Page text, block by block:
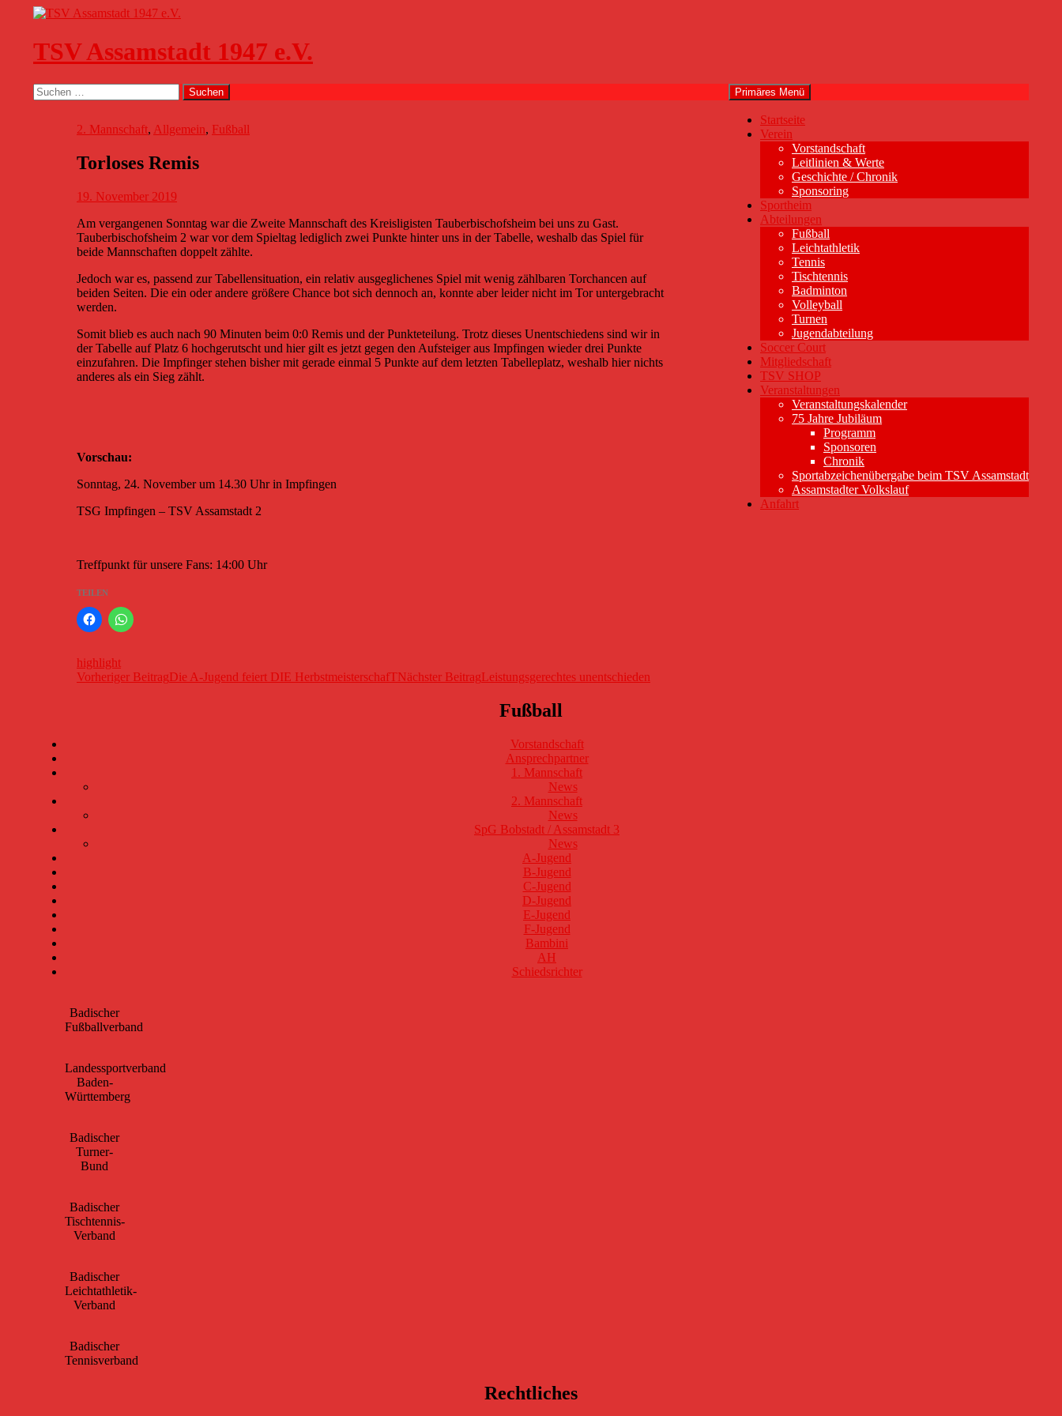
springenTSV Assamstadt 1947 e.V.
Suchen Primäres Menü
Startseite
Verein
Vorstandschaft
Leitlinien & Werte
Geschichte / Chronik
Sponsoring
Sportheim
Abteilungen
Fußball
Leichtathletik
Tennis
Tischtennis
Badminton
Volleyball
Turnen
Jugendabteilung
Soccer Court
Mitgliedschaft
TSV SHOP
Veranstaltungen
Veranstaltungskalender
75 Jahre Jubiläum
Programm
Sponsoren
Chronik
Sportabzeichenübergabe beim TSV Assamstadt
Assamstadter Volkslauf
Anfahrt
Suchen
nach:
2. Mannschaft, Allgemein, Fußball
Torloses Remis
19. November 2019
Am vergangenen Sonntag war die Zweite Mannschaft des Kreisligisten Tauberbischofsheim bei uns zu Gast.
Tauberbischofsheim 2 war vor dem Spieltag lediglich zwei Punkte hinter uns in der Tabelle, weshalb das Spiel für
beide Mannschaften doppelt zählte.
Jedoch war es, passend zur Tabellensituation, ein relativ ausgeglichenes Spiel mit wenig zählbaren Torchancen auf
beiden Seiten. Die ein oder andere größere Chance bot sich dennoch an, konnte aber leider nicht im Tor untergebracht
werden.
Somit blieb es auch nach 90 Minuten beim 0:0 Remis und der Punkteteilung. Trotz dieses Unentschiedens sind wir in
der Tabelle auf Platz 6 hochgerutscht und hier gilt es jetzt gegen den Aufsteiger aus Impfingen wieder drei Punkte
einzufahren. Die Impfinger stehen bisher mit gerade einmal 5 Punkte auf dem letzten Tabelleplatz, weshalb hier nichts
anderes als ein Sieg zählt.
Vorschau:
Sonntag, 24. November um 14.30 Uhr in Impfingen
TSG Impfingen – TSV Assamstadt 2
Treffpunkt für unsere Fans: 14:00 Uhr
TEILEN
highlight
Beitragsnavigation
Vorheriger BeitragDie A-Jugend feiert DIE HerbstmeisterschafTNächster BeitragLeistungsgerechtes unentschieden
Fußball
Vorstandschaft
Ansprechpartner
1. Mannschaft
News
2. Mannschaft
News
SpG Bobstadt / Assamstadt 3
News
A-Jugend
B-Jugend
C-Jugend
D-Jugend
E-Jugend
F-Jugend
Bambini
AH
Schiedsrichter
Badischer
Fußballverband
Landessportverband
Baden-
Württemberg
Badischer
Turner-
Bund
Badischer
Tischtennis-
Verband
Badischer
Leichtathletik-
Verband
Badischer
Tennisverband
Rechtliches